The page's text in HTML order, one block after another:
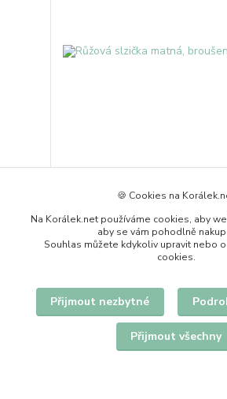
Přidat do
🍪 Cookies na
Na Korálek.net používáme cookies, aby
aby se vám pohodlně
Souhlas můžete kdykoliv upravit nebo
cookies.
Přijmout nezbytné
Přijmout všechny